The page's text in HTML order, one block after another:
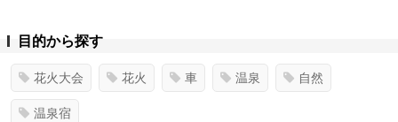
目的から探す
花火大会 花火 車 温泉 自然
温泉宿